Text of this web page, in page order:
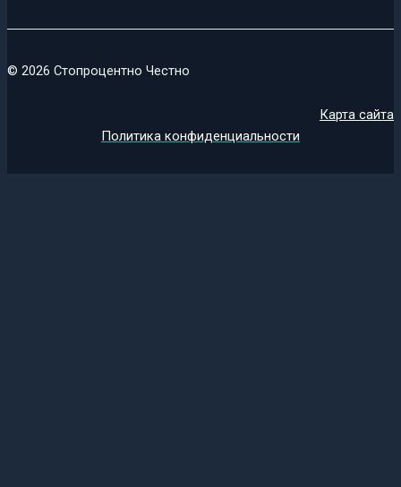
© 2026 Стопроцентно Честно
Карта сайта
Политика конфиденциальности